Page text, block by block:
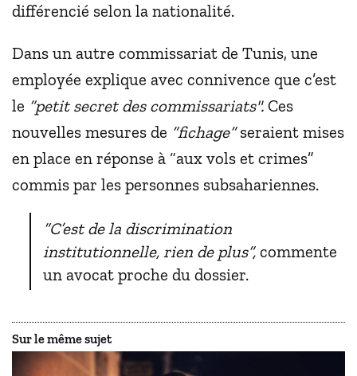
différencié selon la nationalité.
Dans un autre commissariat de Tunis, une
employée explique avec connivence que c’est
le “petit secret des commissariats". Ces
nouvelles mesures de “fichage”seraient mises
en place en réponse à “aux vols et crimes”
commis par les personnes subsahariennes.
“C’est de la discrimination
institutionnelle, rien de plus”,commente
un avocat proche du dossier.
Sur le même sujet